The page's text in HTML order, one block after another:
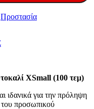
Προστασία
XSmall (100 τεμ)
ιδανικά για την πρόληψη
του προσωπικού